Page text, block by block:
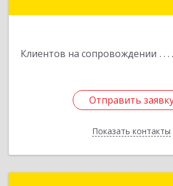
Клиентов на сопровождении
Отправить
Показать контакты
Отправить
Назад